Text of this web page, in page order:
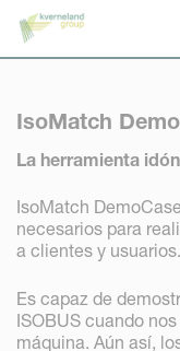
IsoMatch
La herramienta
IsoMatch
necesarios para
a clientes y usuarios.
Es capaz de
ISOBUS cuando
máquina. Aún así,
Panel de gestión de